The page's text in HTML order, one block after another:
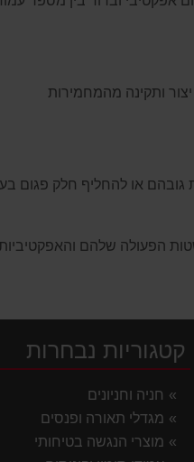
ותקינה מהמחמירות
או להחליף חלק פגום
הפעולה שלהם
קטגוריות נבחרות
חניה וחניונים
מגדלי תאורה ופנסים
מוצרי הנגשה בטיחותי